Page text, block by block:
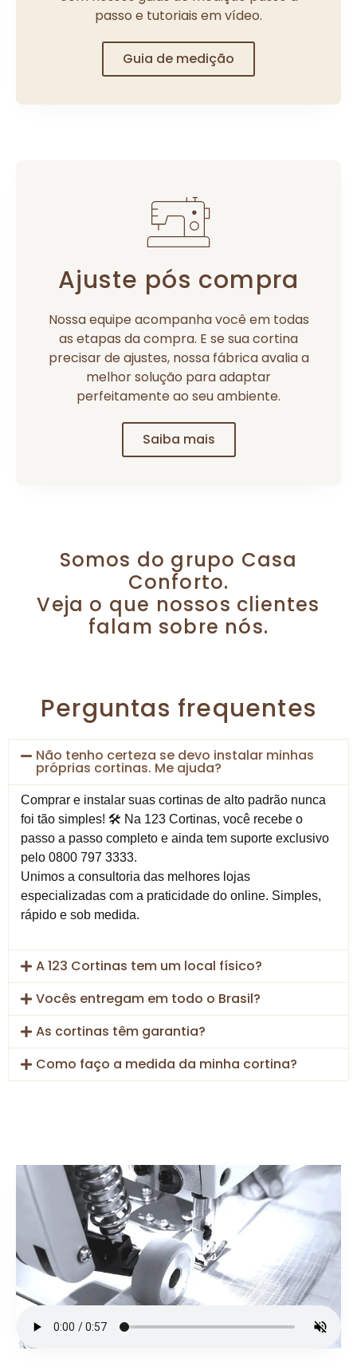
passo e tutoriais em vídeo.
Guia de medição
Ajuste pós compra
Nossa equipe acompanha você em todas
as etapas da compra. E se sua cortina
precisar de ajustes, nossa fábrica avalia a
melhor solução para adaptar
perfeitamente ao seu ambiente.
Saiba mais
Somos do grupo Casa
Conforto.
Veja o que nossos clientes
falam sobre nós.
Perguntas frequentes
Não tenho certeza se devo instalar minhas
próprias cortinas. Me ajuda?
Comprar e instalar suas cortinas de alto padrão nunca
foi tão simples! 🛠️ Na 123 Cortinas, você recebe o
passo a passo completo e ainda tem suporte exclusivo
pelo 0800 797 3333.
Unimos a consultoria das melhores lojas
especializadas com a praticidade do online. Simples,
rápido e sob medida.
A 123 Cortinas tem um local físico?
Vocês entregam em todo o Brasil?
As cortinas têm garantia?
Como faço a medida da minha cortina?